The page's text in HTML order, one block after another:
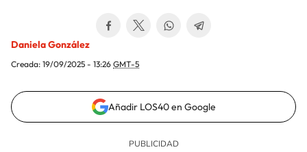
Daniela González
Creada: 19/09/2025 - 13:26 GMT-5
Añadir LOS40 en Google